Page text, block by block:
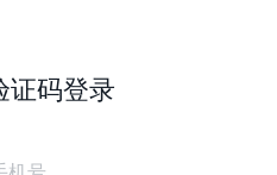
证码登录